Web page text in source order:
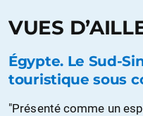
VUES
Égypte. Le Sud-
touristique sous
"Présenté comme un